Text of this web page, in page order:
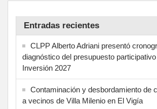
Entradas recientes
CLPP Alberto Adriani presentó
diagnóstico del presupuesto
Inversión 2027
Contaminación y desbordamiento de
a vecinos de Villa Milenio en El Vigía